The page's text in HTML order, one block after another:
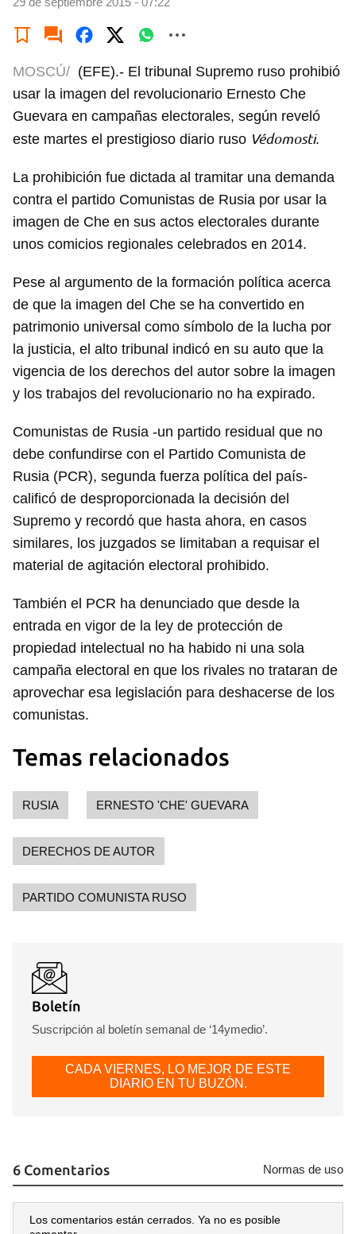
MOSCÚ/ (EFE).- El tribunal Supremo ruso prohibió
usar la imagen del revolucionario Ernesto Che
Guevara en campañas electorales, según reveló
este martes el prestigioso diario ruso Védomosti.
La prohibición fue dictada al tramitar una demanda
contra el partido Comunistas de Rusia por usar la
imagen de Che en sus actos electorales durante
unos comicios regionales celebrados en 2014.
Pese al argumento de la formación política acerca
de que la imagen del Che se ha convertido en
patrimonio universal como símbolo de la lucha por
la justicia, el alto tribunal indicó en su auto que la
vigencia de los derechos del autor sobre la imagen
y los trabajos del revolucionario no ha expirado.
Comunistas de Rusia -un partido residual que no
debe confundirse con el Partido Comunista de
Rusia (PCR), segunda fuerza política del país-
calificó de desproporcionada la decisión del
Supremo y recordó que hasta ahora, en casos
similares, los juzgados se limitaban a requisar el
material de agitación electoral prohibido.
También el PCR ha denunciado que desde la
entrada en vigor de la ley de protección de
propiedad intelectual no ha habido ni una sola
campaña electoral en que los rivales no trataran de
aprovechar esa legislación para deshacerse de los
comunistas.
Temas relacionados
RUSIA ERNESTO 'CHE' GUEVARA
DERECHOS DE AUTOR
PARTIDO COMUNISTA RUSO
Boletín
Suscripción al boletín semanal de ‘14ymedio’.
CADA VIERNES, LO MEJOR DE ESTE
DIARIO EN TU BUZÓN.
6 Comentarios Normas de uso
Los comentarios están cerrados. Ya no es posible